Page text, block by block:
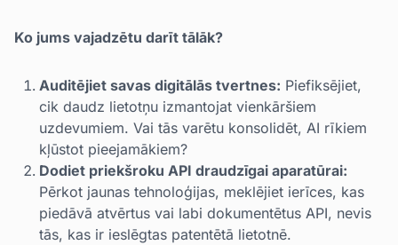
Ko jums vajadzētu darīt tālāk?
Auditējiet savas digitālās tvertnes: Piefiksējiet,
cik daudz lietotņu izmantojat vienkāršiem
uzdevumiem. Vai tās varētu konsolidēt, AI rīkiem
kļūstot pieejamākiem?
Dodiet priekšroku API draudzīgai aparatūrai:
Pērkot jaunas tehnoloģijas, meklējiet ierīces, kas
piedāvā atvērtus vai labi dokumentētus API, nevis
tās, kas ir ieslēgtas patentētā lietotnē.